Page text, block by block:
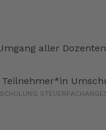
aller
Teilnehmer*in